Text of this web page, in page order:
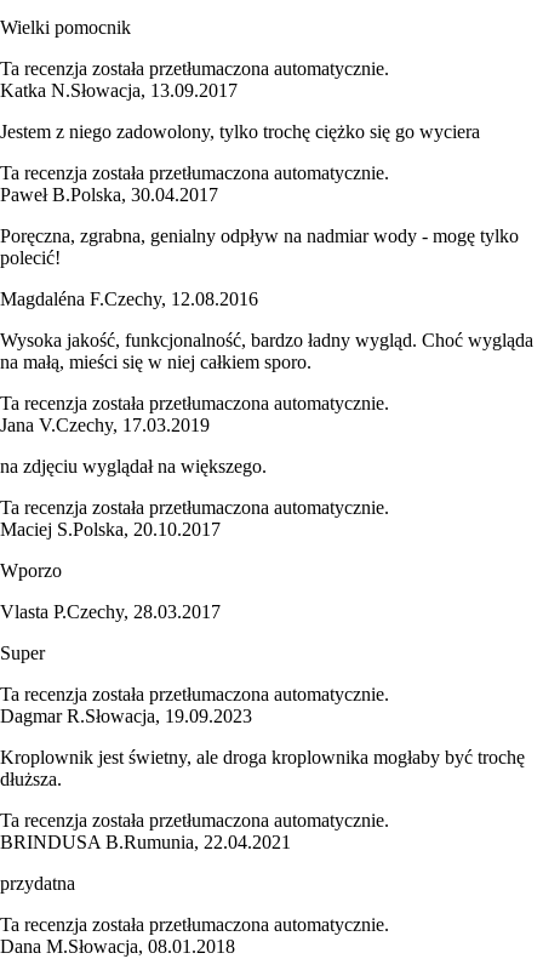
Wielki pomocnik
Ta recenzja została przetłumaczona automatycznie.
Katka N.Słowacja, 13.09.2017
Jestem z niego zadowolony, tylko trochę ciężko się go wyciera
Ta recenzja została przetłumaczona automatycznie.
Paweł B.Polska, 30.04.2017
Poręczna, zgrabna, genialny odpływ na nadmiar wody - mogę tylko
polecić!
Magdaléna F.Czechy, 12.08.2016
Wysoka jakość, funkcjonalność, bardzo ładny wygląd. Choć wygląda
na małą, mieści się w niej całkiem sporo.
Ta recenzja została przetłumaczona automatycznie.
Jana V.Czechy, 17.03.2019
na zdjęciu wyglądał na większego.
Ta recenzja została przetłumaczona automatycznie.
Maciej S.Polska, 20.10.2017
Wporzo
Vlasta P.Czechy, 28.03.2017
Super
Ta recenzja została przetłumaczona automatycznie.
Dagmar R.Słowacja, 19.09.2023
Kroplownik jest świetny, ale droga kroplownika mogłaby być trochę
dłuższa.
Ta recenzja została przetłumaczona automatycznie.
BRINDUSA B.Rumunia, 22.04.2021
przydatna
Ta recenzja została przetłumaczona automatycznie.
Dana M.Słowacja, 08.01.2018